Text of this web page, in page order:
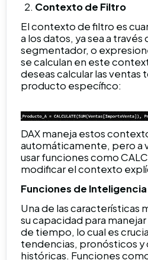
Contexto de Filtro
El contexto de filtro es
a los datos, ya sea a través
segmentador, o
se calculan en este
deseas calcular las ventas
producto específico:
DAX maneja estos
automáticamente, pero a
usar funciones como
modificar el contexto
Funciones de
Una de las características
su capacidad para
de tiempo, lo cual es
tendencias, pronósticos y
históricas. Funciones como